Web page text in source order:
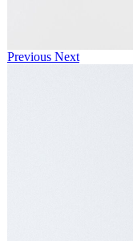
Previous Next